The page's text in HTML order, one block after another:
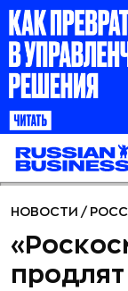
НОВОСТИ /